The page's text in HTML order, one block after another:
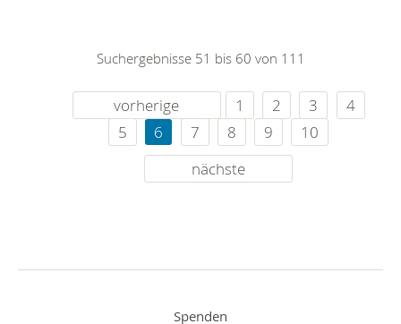
Suchergebnisse 51 bis 60 von 111
vorherige 1 2 3
4
5
6 7 8 9
10
nächste
Spenden